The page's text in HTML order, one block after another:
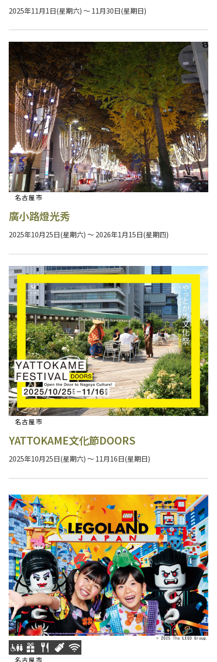
2025年11月1日(星期六) ～ 11月30日(星期日)
名古屋市
廣小路燈光秀
2025年10月25日(星期六) ～ 2026年1月15日(星期四)
名古屋市
YATTOKAME文化節DOORS
2025年10月25日(星期六) ～ 11月16日(星期日)
名古屋市